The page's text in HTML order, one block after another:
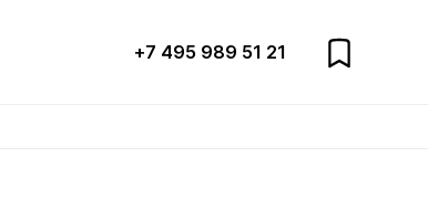
+7 495 989 51 21